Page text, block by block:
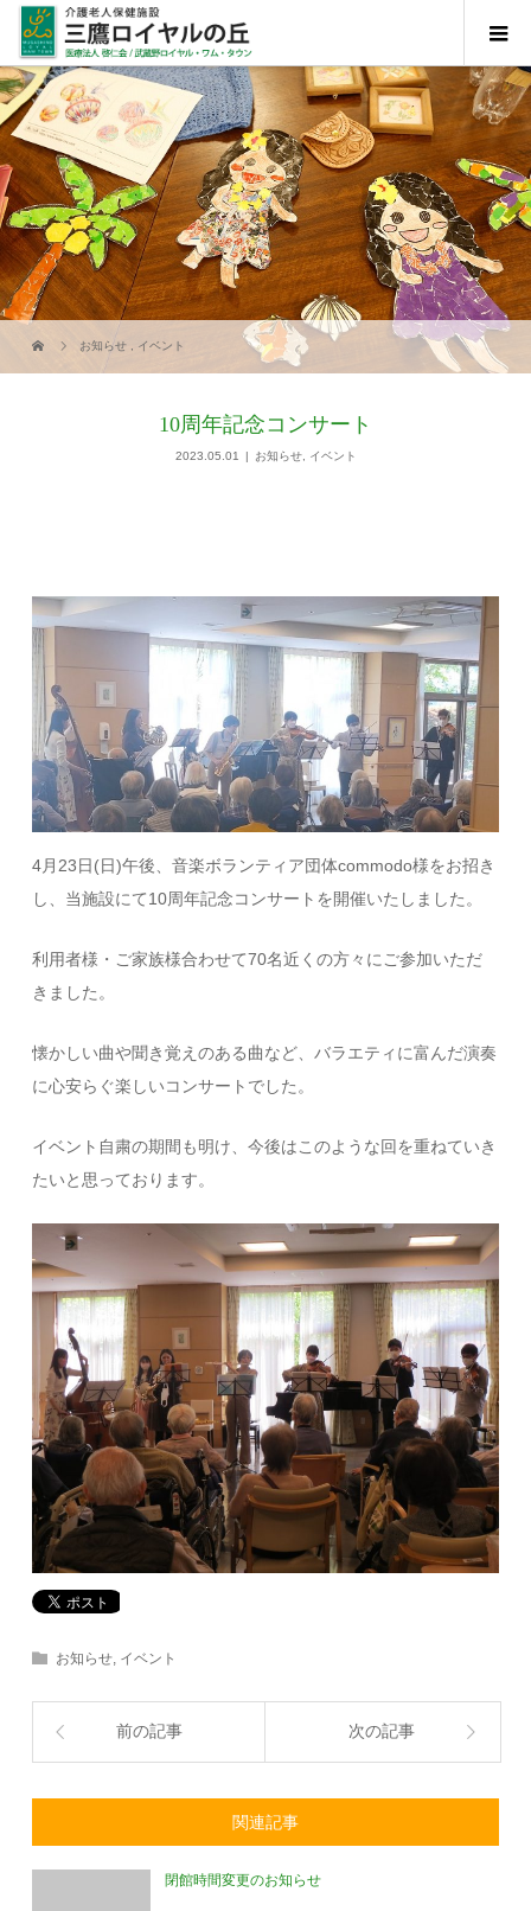
お知らせ イベント
10周年記念コンサート
2023.05.01 お知らせ, イベント
4月23日(日)午後、音楽ボランティア団体commodo様をお招き
し、当施設にて10周年記念コンサートを開催いたしました。
利用者様・ご家族様合わせて70名近くの方々にご参加いただ
きました。
懐かしい曲や聞き覚えのある曲など、バラエティに富んだ演奏
に心安らぐ楽しいコンサートでした。
イベント自粛の期間も明け、今後はこのような回を重ねていき
たいと思っております。
お知らせ イベント
前の記事 次の記事
関連記事
閉館時間変更のお知らせ